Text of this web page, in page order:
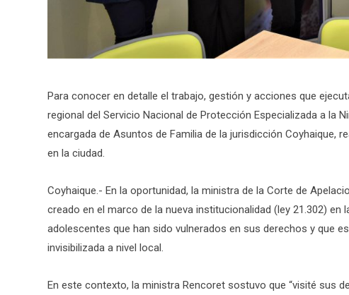
Para conocer en detalle el trabajo, gestión y acciones que
regional del Servicio Nacional de Protección Especializada a la
encargada de Asuntos de Familia de la jurisdicción Coyhaique,
en la ciudad.
Coyhaique.- En la oportunidad, la ministra de la Corte de
creado en el marco de la nueva institucionalidad (ley 21.302)
adolescentes que han sido vulnerados en sus derechos y que
invisibilizada a nivel local.
En este contexto, la ministra Rencoret sostuvo que “visité sus